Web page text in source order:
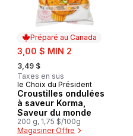
Préparé au Canada
sale:
3,00 $ MIN 2
, formerly:
3,49 $
Taxes en sus
Préparé au Canada
le Choix du Président
Croustilles ondulées
à saveur Korma,
Saveur du monde
200 g, 1,75 $/100g
Magasiner Offre